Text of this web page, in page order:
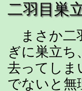
二羽目巣
まさか二
ぎに巣立
去ってしま
でないと無